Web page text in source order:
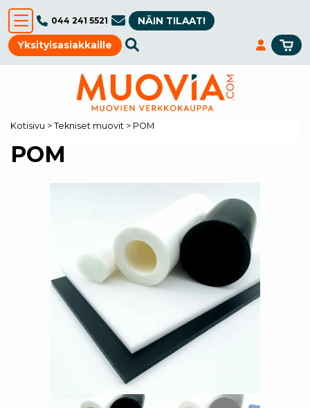
044 241 5521 NÄIN TILAAT!
Yksityisasiakkaille
Kotisivu > Tekniset muovit > POM
POM